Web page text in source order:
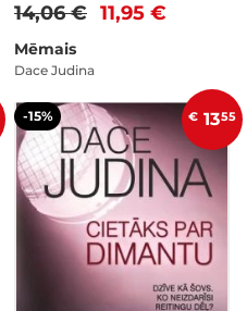
11,95 €
14,06 €
Mēmais
Dace Judina
-15% € 1355